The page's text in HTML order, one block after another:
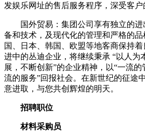
发娱乐网址的售后服务程序，深受客户
国外贸易：集团公司享有独立的进
备和技术，及现代化的管理和严格的
国、日本、韩国、欧盟等地客商保持
进中的丛迪企业，将继续秉承 “以人为
展，不断创新”的企业精神，以“一流
流的服务”回报社会。在新世纪的征途
意进取，与您共创辉煌的明天。
招聘职位
材料采购员